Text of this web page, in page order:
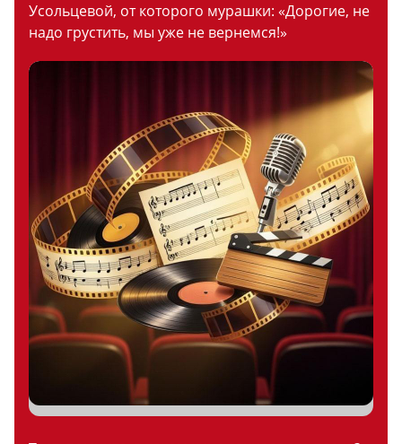
Усольцевой, от которого мурашки: «Дорогие, не
надо грустить, мы уже не вернемся!»